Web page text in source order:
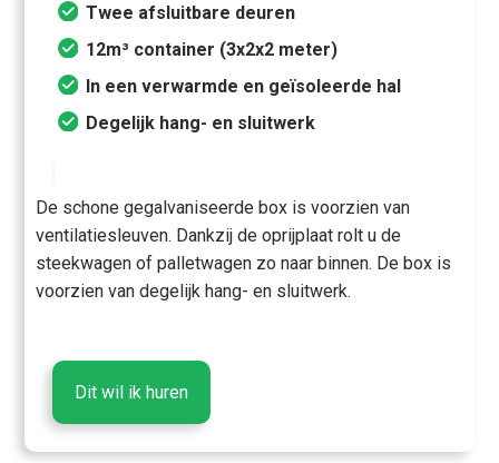
Twee afsluitbare deuren
12m³ container (3x2x2 meter)
In een verwarmde en geïsoleerde hal
Degelijk hang- en sluitwerk
De schone gegalvaniseerde box is voorzien van
ventilatiesleuven. Dankzij de oprijplaat rolt u de
steekwagen of palletwagen zo naar binnen. De box is
voorzien van degelijk hang- en sluitwerk.
Dit wil ik huren